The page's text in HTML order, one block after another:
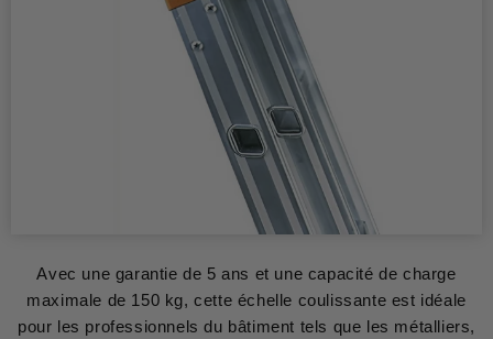
Avec une garantie de 5 ans et une capacité de charge
maximale de 150 kg, cette échelle coulissante est idéale
pour les professionnels du bâtiment tels que les métalliers,